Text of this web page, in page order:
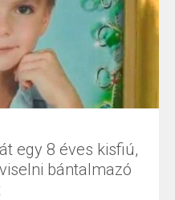
egy 8 éves kisfiú,
bántalmazó